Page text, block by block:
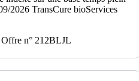
2026 TransCure bioServices
n° 212BLJL